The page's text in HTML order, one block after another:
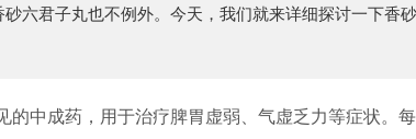
六君子丸也不例外。今天，我们就来详细探讨一下香
的中成药，用于治疗脾胃虚弱、气虚乏力等症状。